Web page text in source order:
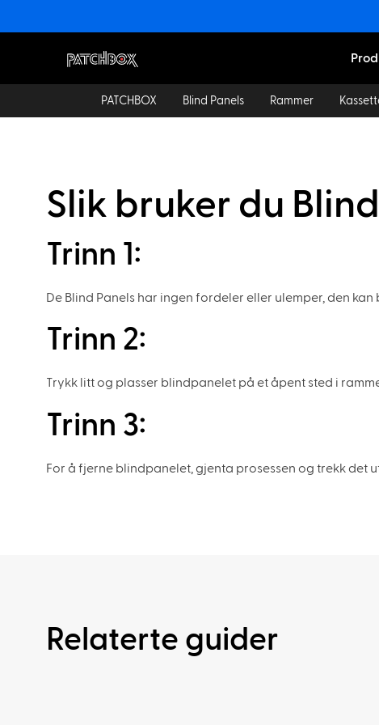
PATCHBOX Blind Panels Rammer
Slik bruker du
Trinn 1:
De Blind Panels har ingen fordeler eller ulemper, den kan
Trinn 2:
Trykk litt og plasser blindpanelet på et åpent sted i
Trinn 3:
For å fjerne blindpanelet, gjenta prosessen og trekk det
Relaterte guider